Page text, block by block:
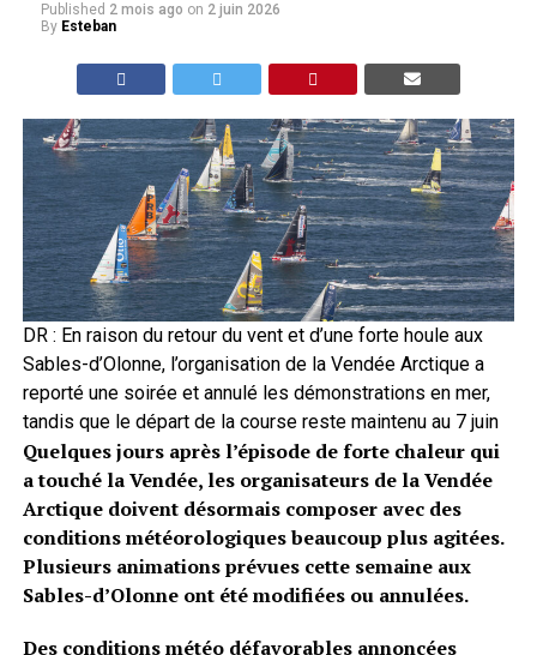
Published 2 mois ago on 2 juin 2026
By Esteban
DR : En raison du retour du vent et d’une forte houle aux
Sables-d’Olonne, l’organisation de la Vendée Arctique a
reporté une soirée et annulé les démonstrations en mer,
tandis que le départ de la course reste maintenu au 7 juin
Quelques jours après l’épisode de forte chaleur qui
a touché la Vendée, les organisateurs de la Vendée
Arctique doivent désormais composer avec des
conditions météorologiques beaucoup plus agitées.
Plusieurs animations prévues cette semaine aux
Sables-d’Olonne ont été modifiées ou annulées.
Des conditions météo défavorables annoncées